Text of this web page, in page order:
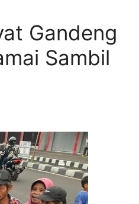
Gandeng
Sambil